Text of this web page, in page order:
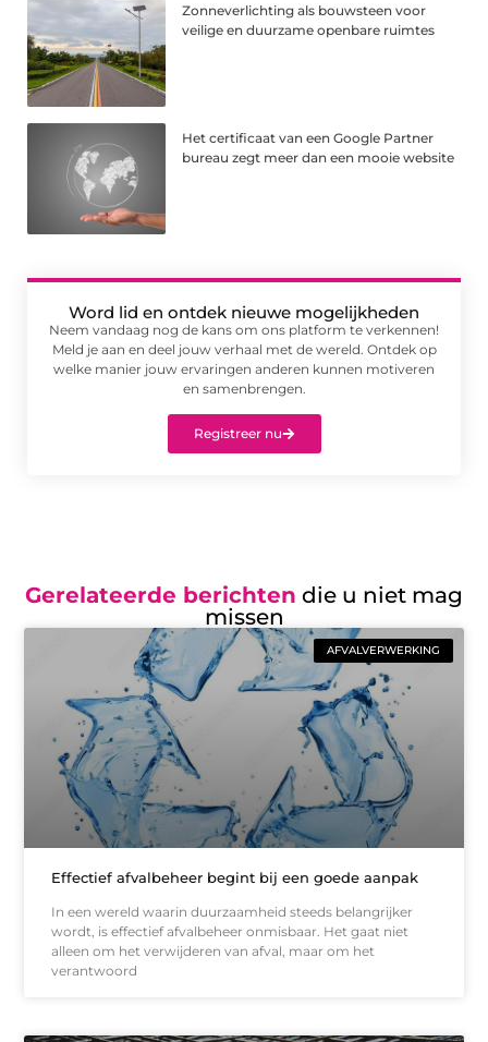
Zonneverlichting als bouwsteen voor
veilige en duurzame openbare ruimtes
Het certificaat van een Google Partner
bureau zegt meer dan een mooie website
Word lid en ontdek nieuwe mogelijkheden
Neem vandaag nog de kans om ons platform te verkennen!
Meld je aan en deel jouw verhaal met de wereld. Ontdek op
welke manier jouw ervaringen anderen kunnen motiveren
en samenbrengen.
Registreer nu
Gerelateerde berichten die u niet mag
missen
AFVALVERWERKING
Effectief afvalbeheer begint bij een goede aanpak
In een wereld waarin duurzaamheid steeds belangrijker
wordt, is effectief afvalbeheer onmisbaar. Het gaat niet
alleen om het verwijderen van afval, maar om het
verantwoord